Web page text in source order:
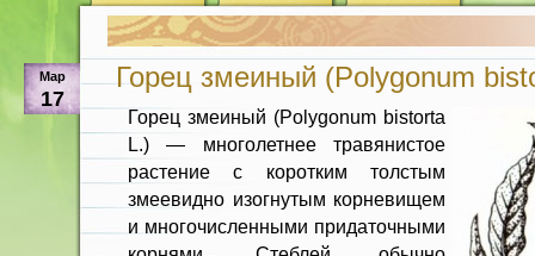
Мар
17
Горец змеиный (Polygonum
Горец змеиный (Polygonum bistorta
L.) — многолетнее травянистое
растение с коротким толстым
змеевидно изогну­тым корневищем
и многочисленными придаточными